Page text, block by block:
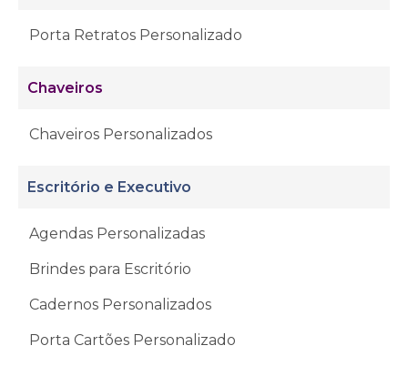
Porta Retratos Personalizado
Chaveiros
Chaveiros Personalizados
Escritório e Executivo
Agendas Personalizadas
Brindes para Escritório
Cadernos Personalizados
Porta Cartões Personalizado